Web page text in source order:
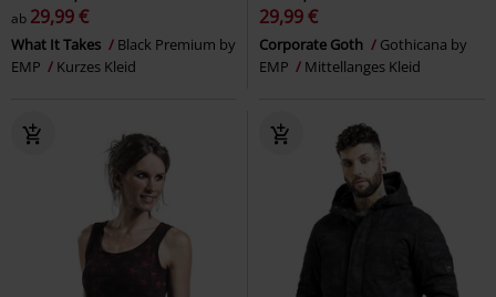
ab 29,99 €
What It Takes
Black Premium by
EMP
Kurzes Kleid
29,99 €
Corporate Goth
Gothicana by
EMP
Mittellanges Kleid